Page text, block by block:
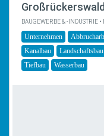
BAUGEWERBE & -INDUSTRIE
Unternehmen
Kanalbau
Landschaftsbau
Tiefbau
Wasserbau